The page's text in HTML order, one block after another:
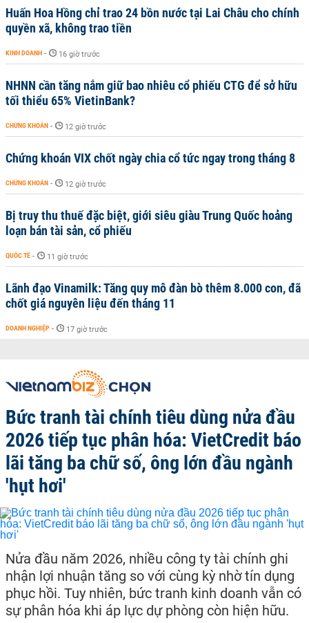
Huấn Hoa Hồng chỉ trao 24 bồn nước tại Lai Châu cho chính
quyền xã, không trao tiền
KINH DOANH - 16 giờ trước
NHNN cần tăng nắm giữ bao nhiêu cổ phiếu CTG để sở hữu
tối thiểu 65% VietinBank?
CHỨNG KHOÁN - 12 giờ trước
Chứng khoán VIX chốt ngày chia cổ tức ngay trong tháng 8
CHỨNG KHOÁN - 12 giờ trước
Bị truy thu thuế đặc biệt, giới siêu giàu Trung Quốc hoảng
loạn bán tài sản, cổ phiếu
QUỐC TẾ - 11 giờ trước
Lãnh đạo Vinamilk: Tăng quy mô đàn bò thêm 8.000 con, đã
chốt giá nguyên liệu đến tháng 11
DOANH NGHIỆP - 17 giờ trước
Bức tranh tài chính tiêu dùng nửa đầu
2026 tiếp tục phân hóa: VietCredit báo
lãi tăng ba chữ số, ông lớn đầu ngành
'hụt hơi'
Nửa đầu năm 2026, nhiều công ty tài chính ghi
nhận lợi nhuận tăng so với cùng kỳ nhờ tín dụng
phục hồi. Tuy nhiên, bức tranh kinh doanh vẫn có
sự phân hóa khi áp lực dự phòng còn hiện hữu.